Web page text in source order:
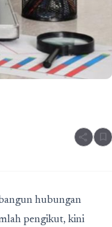
share bookmark
hubungan
pengikut, kini